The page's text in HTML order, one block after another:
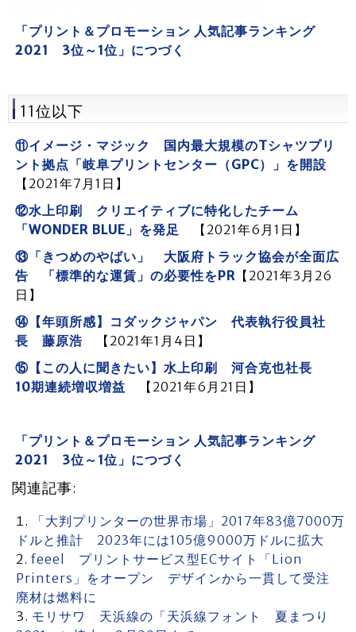
「プリント＆プロモーション 人気記事ランキング
2021 3位～1位」につづく
11位以下
⑪イメージ・マジック 国内最大規模のTシャツプリ
ント拠点「岐阜プリントセンター（GPC）」を開設
【2021年7月1日】
⑫水上印刷 クリエイティブに特化したチーム
「WONDER BLUE」を発足
【2021年6月1日】
⑬「きつめのやばい」 大阪府トラック協会が全面広
告 「標準的な運賃」の必要性をPR 【2021年3月26
日】
⑭【年頭所感】コダックジャパン 代表執行役員社
長 藤原浩
【2021年1月4日】
⑮【この人に聞きたい】水上印刷 河合克也社長
10期連続増収増益
【2021年6月21日】
「プリント＆プロモーション 人気記事ランキング
2021 3位～1位」につづく
関連記事:
「大判プリンターの世界市場」2017年83億7000万
ドルと推計 2023年には105億9000万ドルに拡大
feeel プリントサービス型ECサイト「Lion
Printers」をオープン デザインから一貫して受注
廃材は燃料に
モリサワ 天浜線の「天浜線フォント 夏まつり